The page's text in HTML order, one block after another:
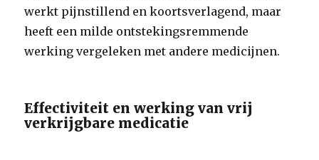
werkt pijnstillend en koortsverlagend, maar
heeft een milde ontstekingsremmende
werking vergeleken met andere medicijnen.
Effectiviteit en werking van vrij
verkrijgbare medicatie